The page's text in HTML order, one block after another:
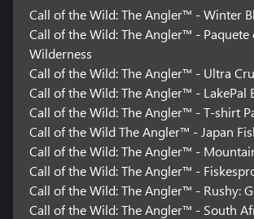
Call of the Wild: The Angler™ - Winter
Call of the Wild: The Angler™ - Paquete
Wilderness
Call of the Wild: The Angler™ - Ultra
Call of the Wild: The Angler™ - LakePal
Call of the Wild: The Angler™ - T-shirt
Call of the Wild The Angler™ - Japan
Call of the Wild: The Angler™ -
Call of the Wild: The Angler™ -
Call of the Wild: The Angler™ - Rushy:
Call of the Wild: The Angler™ - South